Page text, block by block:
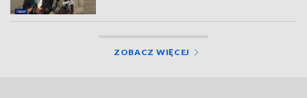
ZOBACZ WIĘCEJ